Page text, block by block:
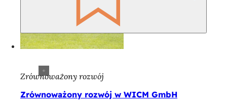
Zrównoważony rozwój
Zrównoważony rozwój w WICM GmbH